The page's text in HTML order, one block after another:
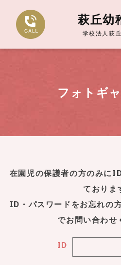
萩丘幼
学校法人萩
フォトギ
在園児の保護者の方のみに
ておりま
ID・パスワードをお忘れの
でお問い合わせ
ID